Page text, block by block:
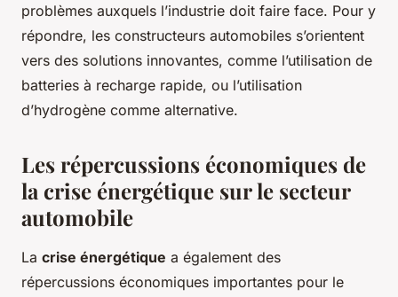
problèmes auxquels l’industrie doit faire face. Pour y
répondre, les constructeurs automobiles s’orientent
vers des solutions innovantes, comme l’utilisation de
batteries à recharge rapide, ou l’utilisation
d’hydrogène comme alternative.
Les répercussions économiques de
la crise énergétique sur le secteur
automobile
La crise énergétique a également des
répercussions économiques importantes pour le